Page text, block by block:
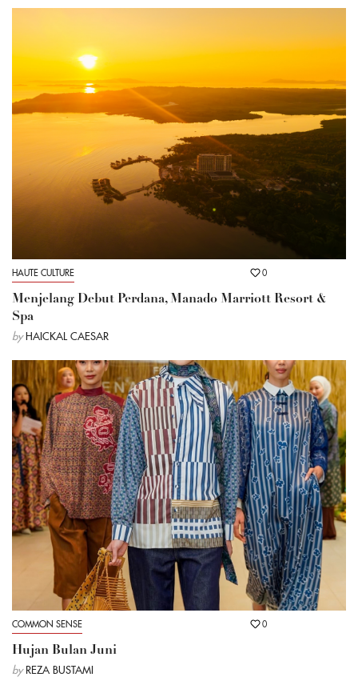
HAUTE CULTURE 0
Menjelang Debut Perdana, Manado Marriott Resort &
Spa
by HAICKAL CAESAR
COMMON SENSE 0
Hujan Bulan Juni
by REZA BUSTAMI